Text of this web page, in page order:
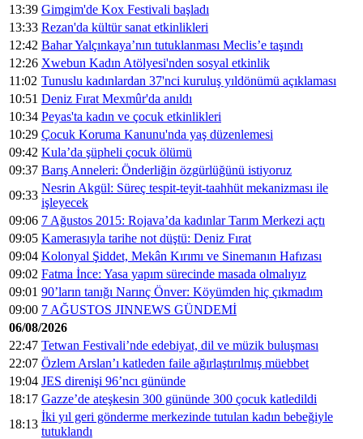
13:39 Gimgim'de Kox Festivali başladı
13:33 Rezan'da kültür sanat etkinlikleri
12:42 Bahar Yalçınkaya’nın tutuklanması Meclis’e taşındı
12:26 Xwebun Kadın Atölyesi'nden sosyal etkinlik
11:02 Tunuslu kadınlardan 37'nci kuruluş yıldönümü açıklaması
10:51 Deniz Fırat Mexmûr'da anıldı
10:34 Peyas'ta kadın ve çocuk etkinlikleri
10:29 Çocuk Koruma Kanunu'nda yaş düzenlemesi
09:42 Kula’da şüpheli çocuk ölümü
09:37 Barış Anneleri: Önderliğin özgürlüğünü istiyoruz
09:33
Nesrin Akgül: Süreç tespit-teyit-taahhüt mekanizması ile
işleyecek
09:06 7 Ağustos 2015: Rojava’da kadınlar Tarım Merkezi açtı
09:05 Kamerasıyla tarihe not düştü: Deniz Fırat
09:04 Kolonyal Şiddet, Mekân Kırımı ve Sinemanın Hafızası
09:02 Fatma İnce: Yasa yapım sürecinde masada olmalıyız
09:01 90’ların tanığı Narınç Önver: Köyümden hiç çıkmadım
09:00 7 AĞUSTOS JINNEWS GÜNDEMİ
06/08/2026
22:47 Tetwan Festivali’nde edebiyat, dil ve müzik buluşması
22:07 Özlem Arslan’ı katleden faile ağırlaştırılmış müebbet
19:04 JES direnişi 96’ncı gününde
18:17 Gazze’de ateşkesin 300 gününde 300 çocuk katledildi
18:13
İki yıl geri gönderme merkezinde tutulan kadın bebeğiyle
tutuklandı